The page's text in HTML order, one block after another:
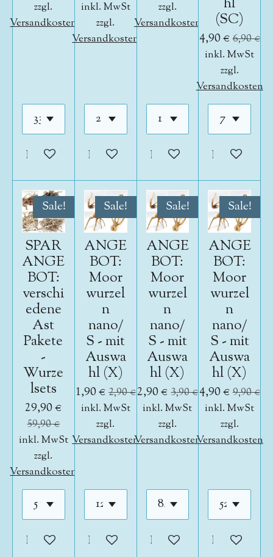
zzgl.
Versandkosten
In den Warenkorb
inkl. MwSt
zzgl.
Versandkosten
In den Warenkorb
zzgl.
Versandkosten
In den Warenkorb
(SC)
4,90 €6,90 €
inkl. MwSt
zzgl.
Versandkosten
In den
Sale!
SPAR
ANGE
BOT:
verschi
edene
Ast
Pakete
-
Wurze
lsets
29,90 €
59,90 €
inkl. MwSt
zzgl.
Versandkosten
In den Warenkorb
Sale!
ANGE
BOT:
Moor
wurzel
n
nano/
S - mit
Auswa
hl (X)
1,90 € 2,90 €
inkl. MwSt
zzgl.
Versandkosten
In den Warenkorb
Sale!
ANGE
BOT:
Moor
wurzel
n
nano/
S - mit
Auswa
hl (X)
2,90 € 3,90 €
inkl. MwSt
zzgl.
Versandkosten
In den Warenkorb
Sale!
ANGE
BOT:
Moor
wurzel
n
nano/
S - mit
Auswa
hl (X)
4,90 €9,90 €
inkl. MwSt
zzgl.
Versandkosten
In den